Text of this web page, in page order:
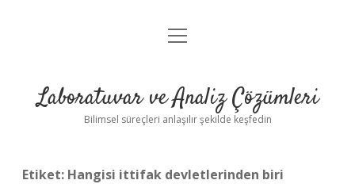
Anasayfa
Yasal Uyarı
menüyü
Laboratuvar ve Analiz Çözümleri
Bilimsel süreçleri anlaşılır şekilde keşfedin
Etiket: Hangisi ittifak devletlerinden biri